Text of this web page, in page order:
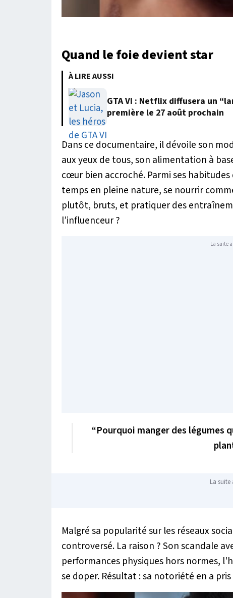
Quand le foie devient star
À LIRE AUSSI
GTA VI : Netflix diffusera un
première le 27 août prochain
Dans ce documentaire, il dévoile son
aux yeux de tous, son alimentation à
cœur bien accroché. Parmi ses habitudes
temps en pleine nature, se nourrir
plutôt, bruts, et pratiquer des
l’influenceur ?
La suite
“Pourquoi manger des légumes
La suite
Malgré sa popularité sur les réseaux
controversé. La raison ? Son scandale
performances physiques hors normes,
se doper. Résultat : sa notoriété en a